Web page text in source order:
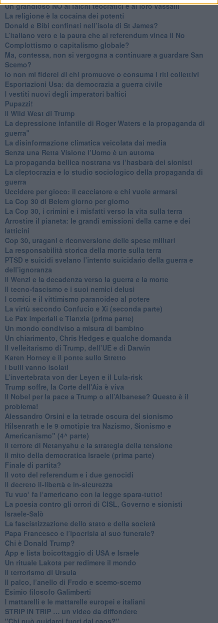
​Un grandioso NO ai falchi teocratici e ai loro vassalli
La religione è la cocaina dei potenti
Donald e Bibi confinati nell’isola di St James?
L’italiano vero e la paura che al referendum vinca il No
​Complottismo o capitalismo globale?
​Ma, contessa, non si vergogna a continuare a guardare San
Scemo?
​Io non mi fiderei di chi promuove o consuma i riti collettivi
Esportazioni Usa: da democrazia a guerra civile
​I vestiti nuovi degli imperatori baltici
​Pupazzi!
​Il Wild West di Trump
​La depressione infantile di Roger Waters e la propaganda di
guerra"
​La disinformazione climatica veicolata dai media
Senza una Retta Visione l’Uomo è un automa
​La propaganda bellica nostrana vs l’hasbarà dei sionisti
​La cleptocrazia e lo studio sociologico della propaganda di
guerra
​Uccidere per gioco: il cacciatore e chi vuole armarsi
​La Cop 30 di Belem giorno per giorno
La Cop 30, i crimini e i misfatti verso la vita sulla terra
Arrostire il pianeta: le grandi emissioni della carne e dei
latticini
​Cop 30, uragani e riconversione delle spese militari
La responsabilità storica della morte sulla terra
PTSD e suicidi svelano l’intento suicidario della guerra e
dell’ignoranza
Il Wenzi e la decadenza verso la guerra e la morte
​Il tecno-fascismo e i suoi nemici delusi
​I comici e il vittimismo paranoideo al potere
​La virtù secondo Confucio e Xi (seconda parte)
Le Pax imperiali e Tianxia (prima parte)
Un mondo condiviso a misura di bambino
​Un chiarimento, Chris Hedges e qualche domanda
Il velleitarismo di Trump, dell’UE e di Darwin
​Karen Horney e il ponte sullo Stretto
​I bulli vanno isolati
L’invertebrata von der Leyen e il Lula-risk
Trump soffre, la Corte dell'Aia è viva
​Il Nobel per la pace a Trump o all’Albanese? Questo è il
problema!
​Alessandro Orsini e la tetrade oscura del sionismo
​Hilsenrath e le 9 omotipie tra Nazismo, Sionismo e
Americanismo" (4^ parte)
​Il terrore di Netanyahu e la strategia della tensione
Il mito della democratica Israele (prima parte)
​Finale di partita?
​Il voto del referendum e i due genocidi
Il decreto il-libertà e in-sicurezza
Tu vuo’ fa l’americano con la legge spara-tutto!
La poesia contro gli orrori di CISL, Governo e sionisti
Israele-Salò
​La fascistizzazione dello stato e della società
Papa Francesco e l’ipocrisia al suo funerale?
​Chi è Donald Trump?
App e lista boicottaggio di USA e Israele
​Un rituale Lakota per redimere il mondo
Il terrorismo di Ursula
​Il palco, l’anello di Frodo e scemo-scemo
Esimio filosofo Galimberti
​I mattarelli e le mattarelle europei e italiani
​STRIP IN TRIP … un video da diffondere
"Chi può guidarci fuori dal caos?"